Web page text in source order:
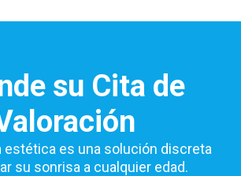
su Cita de
estética es una solución discreta
su sonrisa a cualquier edad.